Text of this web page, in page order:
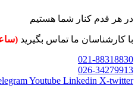
در هر قدم کنار شما هستیم
با کارشناسان ما تماس بگیرید (ساعت 9
021-88318830
026-34279913
Youtube Linkedin X-twitter